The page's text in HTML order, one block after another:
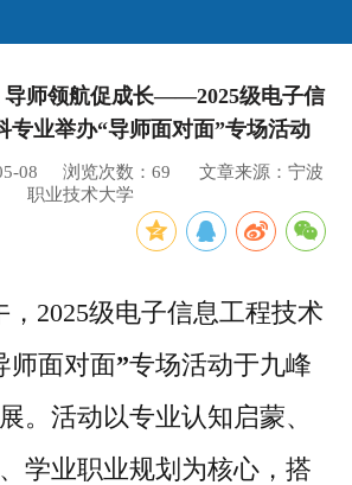
导师领航促成长——2025级电子信
专业举办“导师面对面”专场活动
08 浏览次数： 69
文章来源：宁波
职业技术大学
， 2025级电子信息工程技术
师面对面”专场活动于九峰
。活动以专业认知启蒙、
学业职业规划 为核心，搭